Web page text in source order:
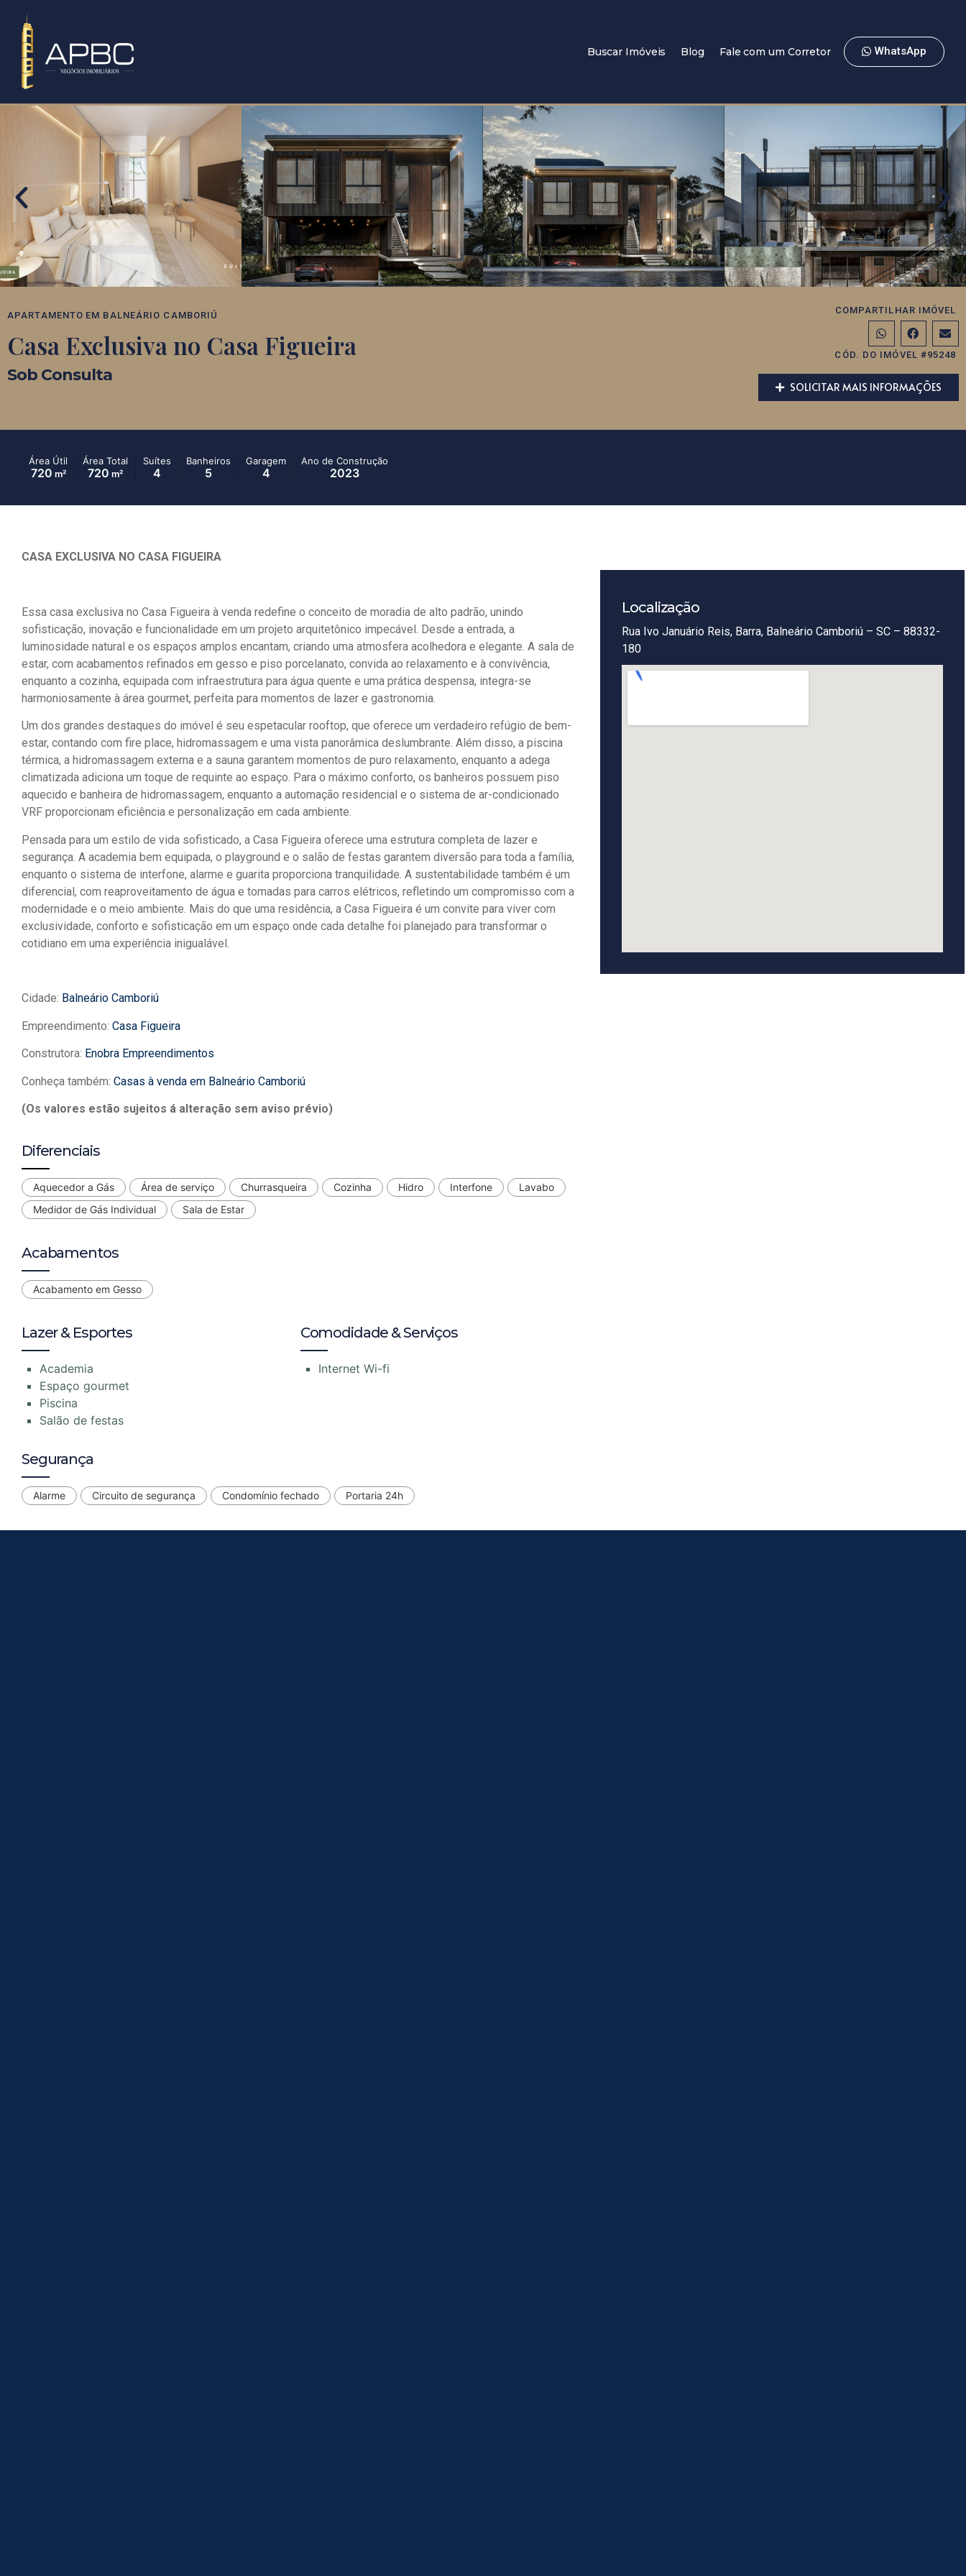
Buscar Imóveis Blog Fale com um Corretor WhatsApp
APARTAMENTO EM BALNEÁRIO CAMBORIÚ
Casa Exclusiva no Casa Figueira
Sob Consulta
COMPARTILHAR IMÓVEL
CÓD. DO IMÓVEL #95248
SOLICITAR MAIS INFORMAÇÕES
Área Útil
720 m²
Área Total
720 m²
Suítes
4
Banheiros
5
Garagem
4
Ano de Construção
2023
CASA EXCLUSIVA NO CASA FIGUEIRA
Essa casa exclusiva no Casa Figueira à venda redefine o conceito de moradia de alto padrão, unindo
sofisticação, inovação e funcionalidade em um projeto arquitetônico impecável. Desde a entrada, a
luminosidade natural e os espaços amplos encantam, criando uma atmosfera acolhedora e elegante. A sala de
estar, com acabamentos refinados em gesso e piso porcelanato, convida ao relaxamento e à convivência,
enquanto a cozinha, equipada com infraestrutura para água quente e uma prática despensa, integra-se
harmoniosamente à área gourmet, perfeita para momentos de lazer e gastronomia.
Um dos grandes destaques do imóvel é seu espetacular rooftop, que oferece um verdadeiro refúgio de bem-
estar, contando com fire place, hidromassagem e uma vista panorâmica deslumbrante. Além disso, a piscina
térmica, a hidromassagem externa e a sauna garantem momentos de puro relaxamento, enquanto a adega
climatizada adiciona um toque de requinte ao espaço. Para o máximo conforto, os banheiros possuem piso
aquecido e banheira de hidromassagem, enquanto a automação residencial e o sistema de ar-condicionado
VRF proporcionam eficiência e personalização em cada ambiente.
Pensada para um estilo de vida sofisticado, a Casa Figueira oferece uma estrutura completa de lazer e
segurança. A academia bem equipada, o playground e o salão de festas garantem diversão para toda a família,
enquanto o sistema de interfone, alarme e guarita proporciona tranquilidade. A sustentabilidade também é um
diferencial, com reaproveitamento de água e tomadas para carros elétricos, refletindo um compromisso com a
modernidade e o meio ambiente. Mais do que uma residência, a Casa Figueira é um convite para viver com
exclusividade, conforto e sofisticação em um espaço onde cada detalhe foi planejado para transformar o
cotidiano em uma experiência inigualável.
Cidade: Balneário Camboriú
Empreendimento: Casa Figueira
Construtora: Enobra Empreendimentos
Conheça também: Casas à venda em Balneário Camboriú
(Os valores estão sujeitos á alteração sem aviso prévio)
Diferenciais
Aquecedor a Gás Área de serviço Churrasqueira Cozinha Hidro Interfone
Lavabo
Medidor de Gás Individual
Sala de Estar
Acabamentos
Acabamento em Gesso
Lazer & Esportes
Academia
Espaço gourmet
Piscina
Salão de festas
Comodidade & Serviços
Internet Wi-fi
Segurança
Alarme Circuito de segurança Condomínio fechado Portaria 24h
Localização
Rua Ivo Januário Reis, Barra, Balneário Camboriú – SC – 88332-
180